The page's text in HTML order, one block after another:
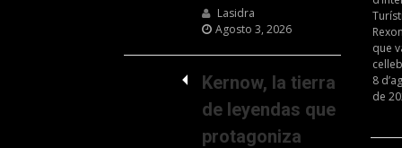
Lasidra
Agosto 3, 2026
Kernow, la tierra
de leyendas que
protagoniza